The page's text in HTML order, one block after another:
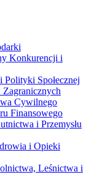
Konkurencji i
Społecznej
Cywilnego
Finansowego
i Przemysłu
i Opieki
Leśnictwa i